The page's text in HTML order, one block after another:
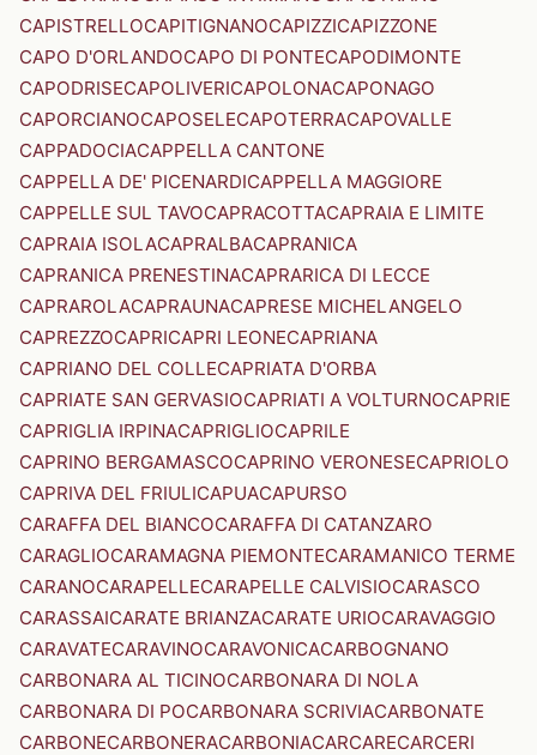
CAPISTRELLOCAPITIGNANOCAPIZZICAPIZZONE
CAPO D'ORLANDOCAPO DI PONTECAPODIMONTE
CAPODRISECAPOLIVERICAPOLONACAPONAGO
CAPORCIANOCAPOSELECAPOTERRACAPOVALLE
CAPPADOCIACAPPELLA CANTONE
CAPPELLA DE' PICENARDICAPPELLA MAGGIORE
CAPPELLE SUL TAVOCAPRACOTTACAPRAIA E LIMITE
CAPRAIA ISOLACAPRALBACAPRANICA
CAPRANICA PRENESTINACAPRARICA DI LECCE
CAPRAROLACAPRAUNACAPRESE MICHELANGELO
CAPREZZOCAPRICAPRI LEONECAPRIANA
CAPRIANO DEL COLLECAPRIATA D'ORBA
CAPRIATE SAN GERVASIOCAPRIATI A VOLTURNOCAPRIE
CAPRIGLIA IRPINACAPRIGLIOCAPRILE
CAPRINO BERGAMASCOCAPRINO VERONESECAPRIOLO
CAPRIVA DEL FRIULICAPUACAPURSO
CARAFFA DEL BIANCOCARAFFA DI CATANZARO
CARAGLIOCARAMAGNA PIEMONTECARAMANICO TERME
CARANOCARAPELLECARAPELLE CALVISIOCARASCO
CARASSAICARATE BRIANZACARATE URIOCARAVAGGIO
CARAVATECARAVINOCARAVONICACARBOGNANO
CARBONARA AL TICINOCARBONARA DI NOLA
CARBONARA DI POCARBONARA SCRIVIACARBONATE
CARBONECARBONERACARBONIACARCARECARCERI